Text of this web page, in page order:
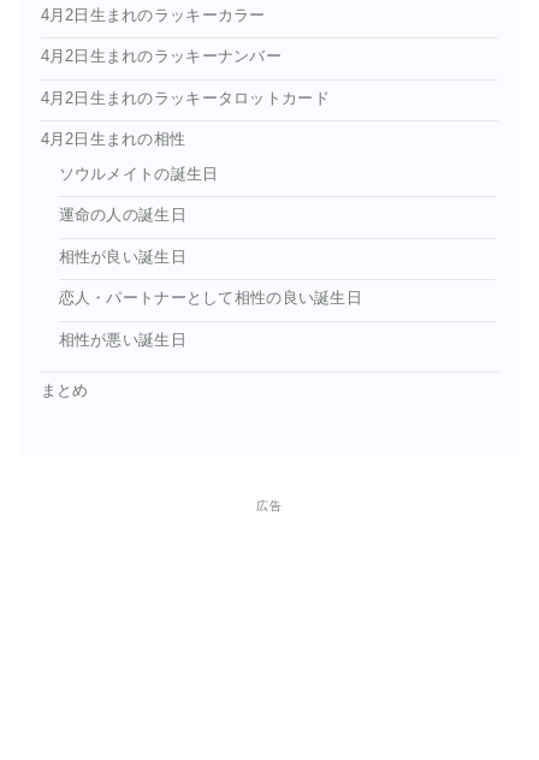
4月2日生まれのラッキーカラー
4月2日生まれのラッキーナンバー
4月2日生まれのラッキータロットカード
4月2日生まれの相性
ソウルメイトの誕生日
運命の人の誕生日
相性が良い誕生日
恋人・パートナーとして相性の良い誕生日
相性が悪い誕生日
まとめ
広告